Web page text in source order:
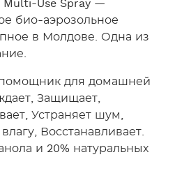
Multi-Use Spray —
био-аэрозольное
в Молдове. Одна из
для домашней
Защищает,
Устраняет шум,
Восстанавливает.
и 20% натуральных